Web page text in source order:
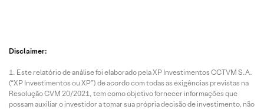
Disclaimer:
Este relatório de análise foi elaborado pela XP Investimentos CCTVM S.A.
(“XP Investimentos ou XP”) de acordo com todas as exigências previstas na
Resolução CVM 20/2021, tem como objetivo fornecer informações que
possam auxiliar o investidor a tomar sua própria decisão de investimento, não